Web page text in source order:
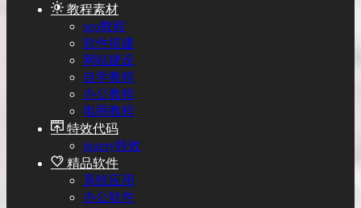
教程素材
seo教程
软件搭建
网站建设
自学教程
办公教程
电商教程
特效代码
jquery特效
精品软件
系统应用
办公软件